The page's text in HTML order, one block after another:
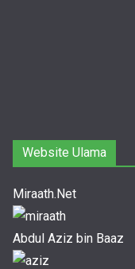
Website Ulama
Miraath.Net
Abdul Aziz bin Baaz